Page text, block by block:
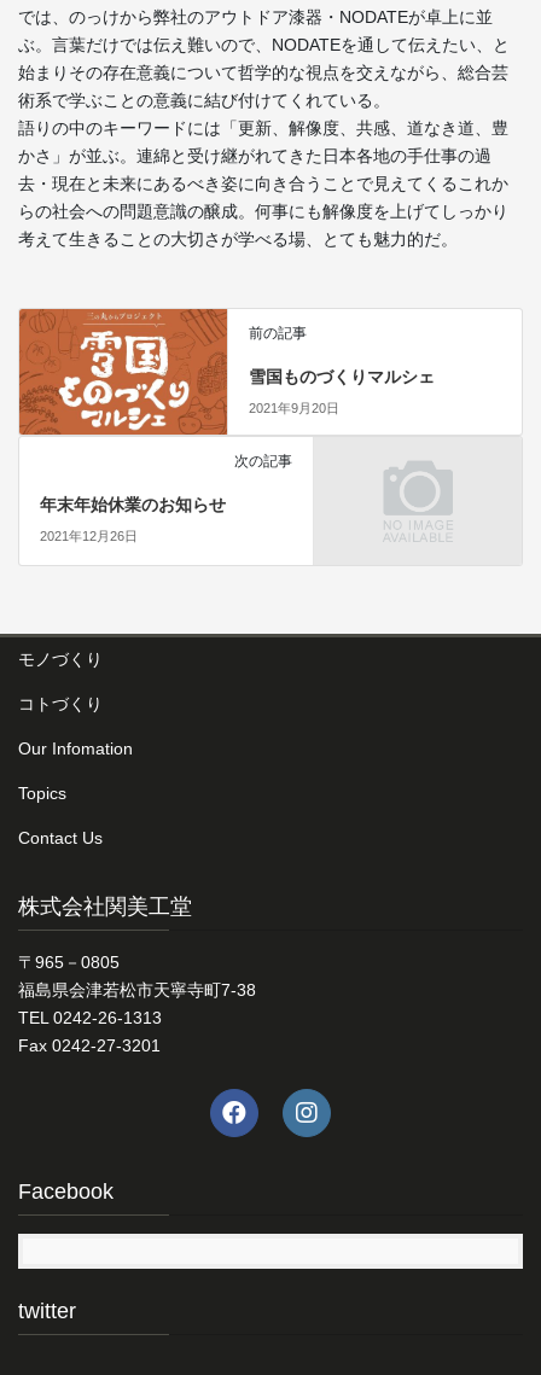
では、のっけから弊社のアウトドア漆器・NODATEが卓上に並
ぶ。言葉だけでは伝え難いので、NODATEを通して伝えたい、と
始まりその存在意義について哲学的な視点を交えながら、総合芸
術系で学ぶことの意義に結び付けてくれている。
語りの中のキーワードには「更新、解像度、共感、道なき道、豊
かさ」が並ぶ。連綿と受け継がれてきた日本各地の手仕事の過
去・現在と未来にあるべき姿に向き合うことで見えてくるこれか
らの社会への問題意識の醸成。何事にも解像度を上げてしっかり
考えて生きることの大切さが学べる場、とても魅力的だ。
前の記事
雪国ものづくりマルシェ
2021年9月20日
次の記事
年末年始休業のお知らせ
2021年12月26日
モノづくり
コトづくり
Our Infomation
Topics
Contact Us
株式会社関美工堂
〒965－0805
福島県会津若松市天寧寺町7-38
TEL 0242-26-1313
Fax 0242-27-3201
Facebook
twitter